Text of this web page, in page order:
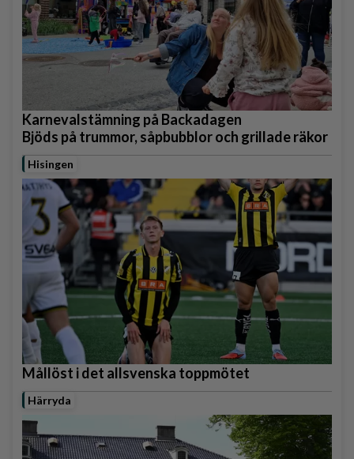
Karnevalstämning på Backadagen
Bjöds på trummor, såpbubblor och grillade räkor
Hisingen
Mållöst i det allsvenska toppmötet
Härryda